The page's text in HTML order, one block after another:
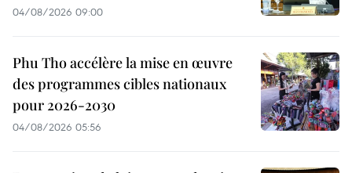
04/08/2026 09:00
Phu Tho accélère la mise en œuvre
des programmes cibles nationaux
pour 2026-2030
04/08/2026 05:56